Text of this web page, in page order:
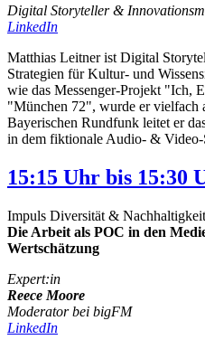
Digital Storyteller &
LinkedIn
Matthias Leitner ist Digital
Strategien für Kultur- und
wie das Messenger-Projekt "Ich,
"München 72", wurde er vielfach
Bayerischen Rundfunk leitet er
in dem fiktionale Audio- &
15:15 Uhr bis 15:30
Impuls Diversität & Nachhaltigkeit
Die Arbeit als POC in den
Wertschätzung
Expert:in
Reece Moore
Moderator bei bigFM
LinkedIn